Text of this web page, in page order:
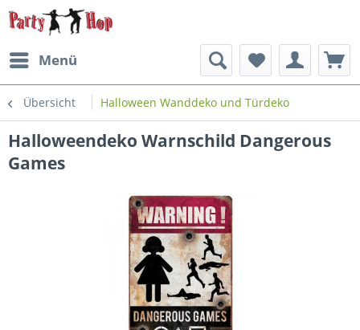
Menü
Übersicht Halloween Wanddeko und Türdeko
Halloweendeko Warnschild Dangerous
Games